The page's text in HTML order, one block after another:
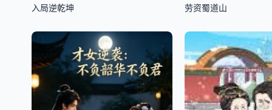
入局逆乾坤 劳资蜀道山